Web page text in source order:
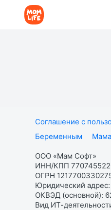
Соглашение с
Беременным
ООО «Мам Софт»
ИНН/КПП
ОГРН
Юридический
ОКВЭД (основной):
Вид ИТ-